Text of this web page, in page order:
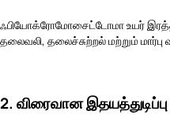
ஃபியோக்ரோமோசைட்டோமா உயர்
தலைவலி, தலைச்சுற்றல் மற்றும் மார்பு
2. விரைவான இதயத்துடிப்பு